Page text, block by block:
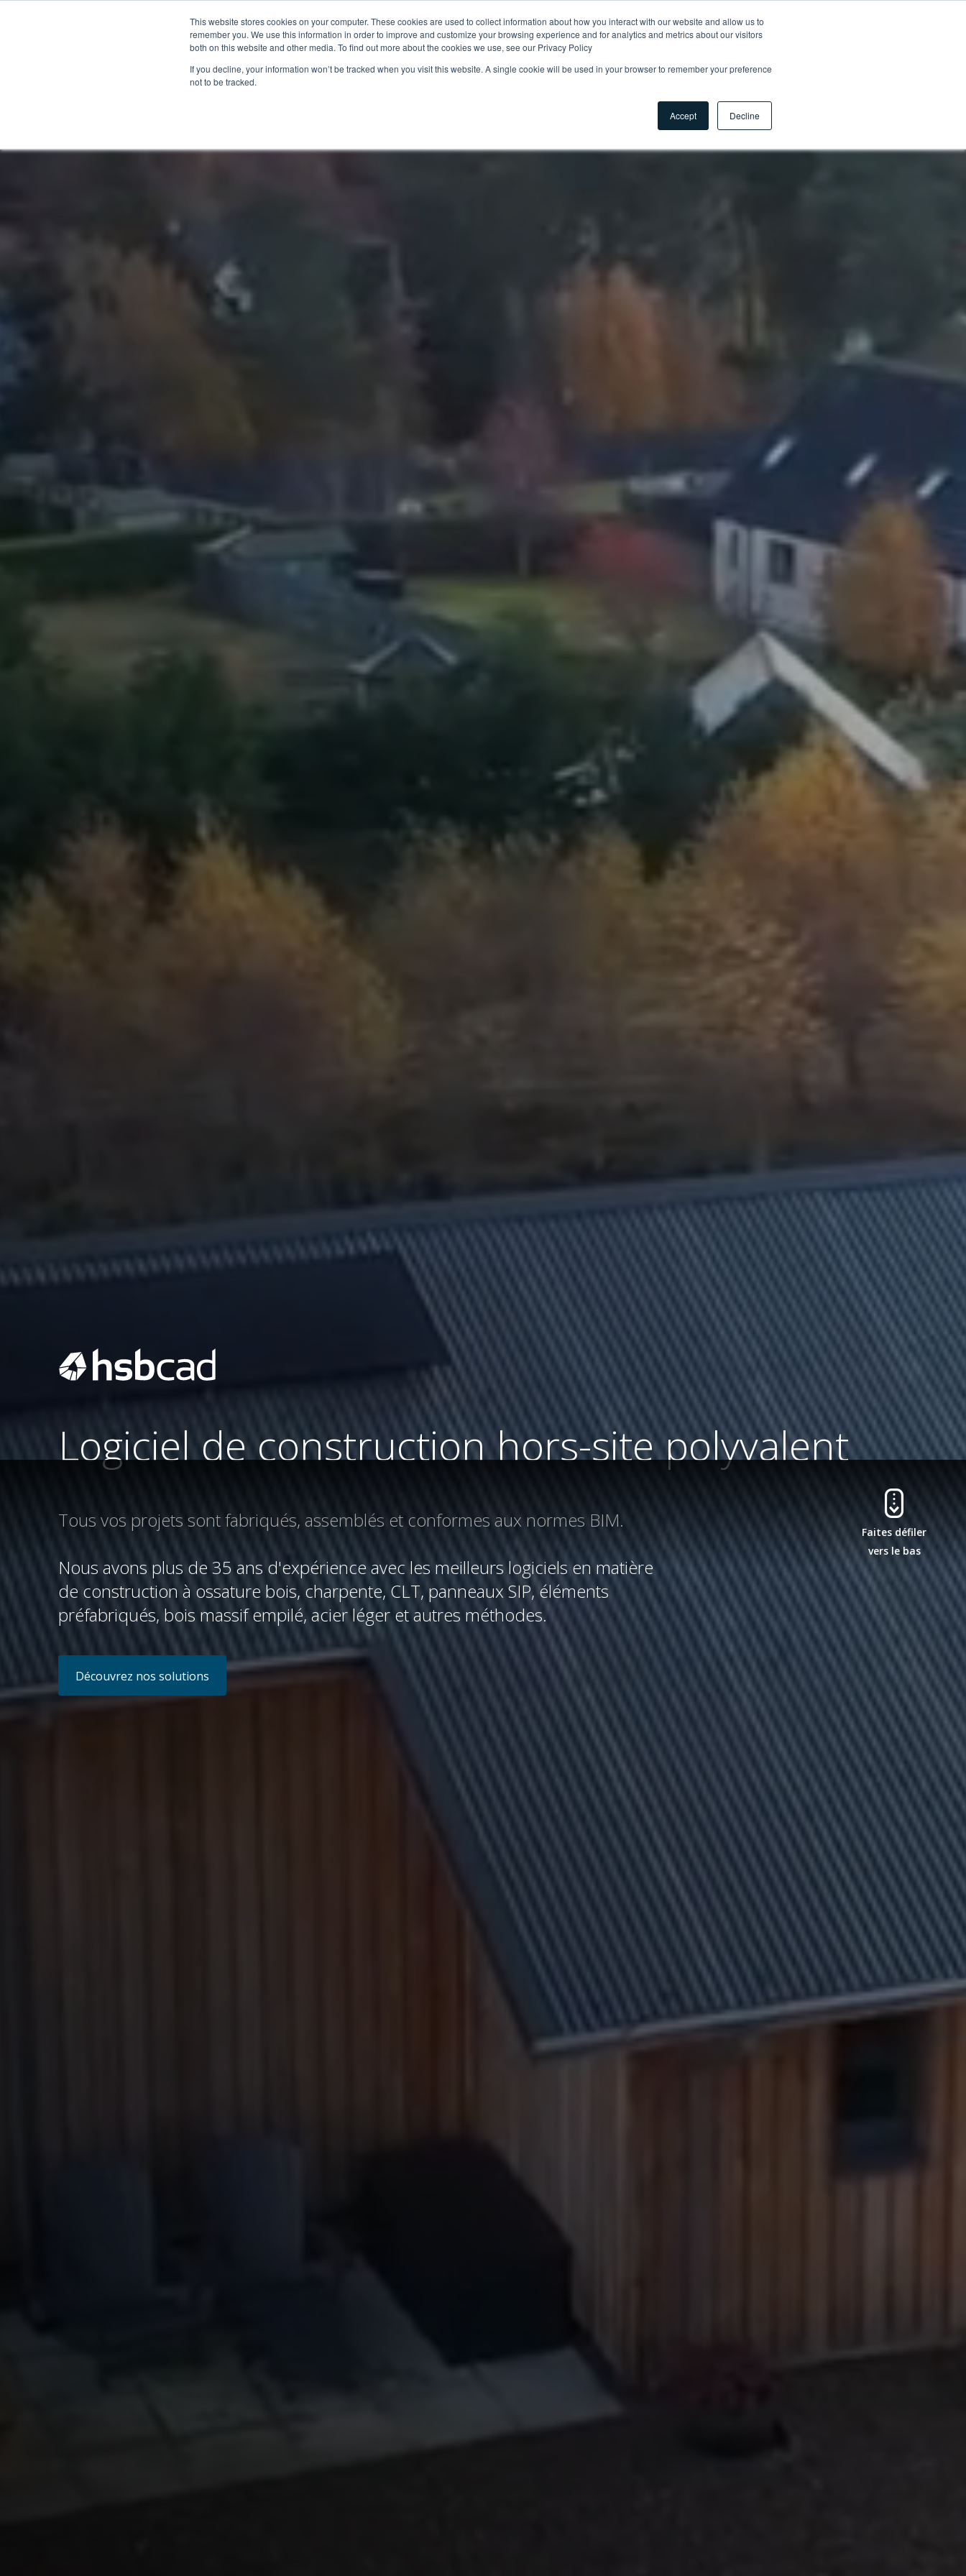
This website stores cookies on your computer. These cookies are used to collect information about how you interact with our website and allow us to
remember you. We use this information in order to improve and customize your browsing experience and for analytics and metrics about our visitors
both on this website and other media. To find out more about the cookies we use, see our Privacy Policy
If you decline, your information won’t be tracked when you visit this website. A single cookie will be used in your browser to remember your preference
not to be tracked.
Accept Decline
Accueil Catégories Solutions Ressources À propos de nous Durabilité 🌿 Carrières
Contact
Logiciel de construction hors-site polyvalent
Tous vos projets sont fabriqués, assemblés et conformes aux normes BIM.
Nous avons plus de 35 ans d'expérience avec les meilleurs logiciels en matière
de construction à ossature bois, charpente, CLT, panneaux SIP, éléments
préfabriqués, bois massif empilé, acier léger et autres méthodes.
Découvrez nos solutions
Faites défiler
vers le bas